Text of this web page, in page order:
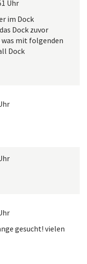
Uhr
im Dock
Dock zuvor
mit folgenden
Dock
gesucht! vielen